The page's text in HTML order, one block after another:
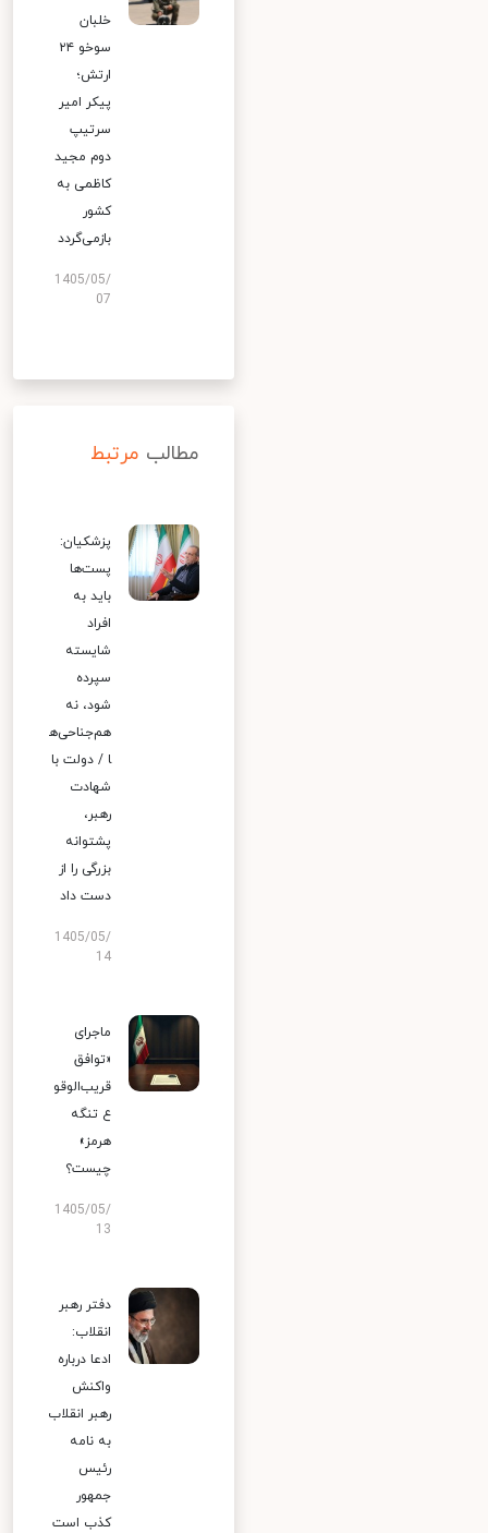
خلبان
سوخو ۲۴
ارتش؛
پیکر امیر
سرتیپ
دوم مجید
کاظمی به
کشور
بازمی‌گردد
1405/05/
07
مطالب مرتبط
پزشکیان:
پست‌ها
باید به
افراد
شایسته
سپرده
شود، نه
هم‌جناحی‌ه
ا / دولت با
شهادت
رهبر،
پشتوانه
بزرگی را از
دست داد
1405/05/
14
ماجرای
«توافق
قریب‌الوقو
ع تنگه
هرمز»
چیست؟
1405/05/
13
دفتر رهبر
انقلاب:
ادعا درباره
واکنش
رهبر انقلاب
به نامه
رئیس
جمهور
کذب است